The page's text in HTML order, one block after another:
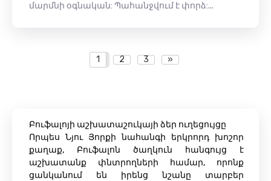
մարմնի օգնական: Պահանջվում է փորձ:...
1 2 3 »
Բուֆալոյի աշխատաշուկայի ձեր ուղեցույցը
Որպես Նյու Յորքի նահանգի երկրորդ խոշոր
քաղաք, Բուֆալոն ծաղկուն հանգույց է
աշխատանք փնտրողների համար, որոնք
ցանկանում են իրենց նշանը տարբեր